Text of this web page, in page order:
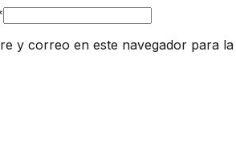
y correo en este navegador para la